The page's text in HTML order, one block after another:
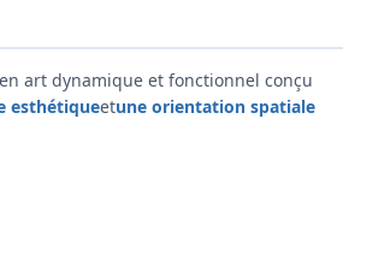
art dynamique et fonctionnel conçu
esthétiqueetune orientation spatiale